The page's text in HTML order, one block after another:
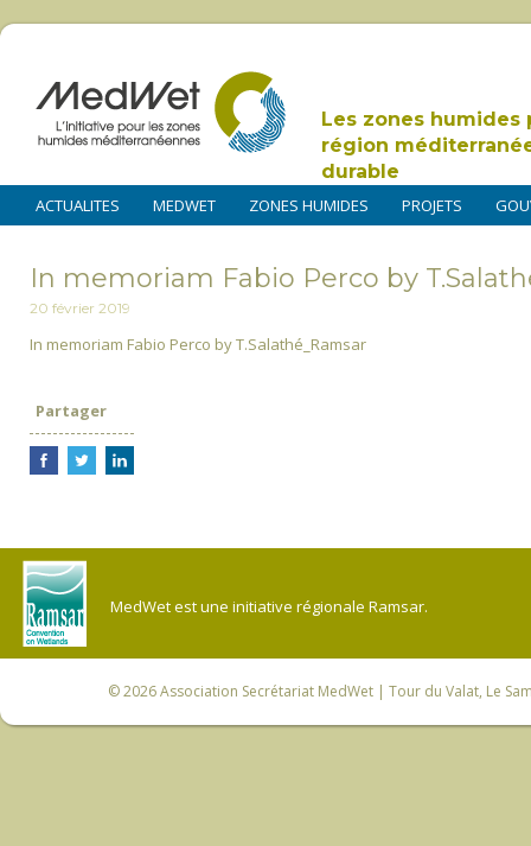
Les zones humides
région
durable
ACTUALITES MEDWET ZONES HUMIDES PROJETS
In memoriam Fabio Perco by
20 février 2019
In memoriam Fabio Perco by T.Salathé_Ramsar
Partager
MedWet est une initiative régionale Ramsar.
© 2026Association Secrétariat MedWet | Tour du Valat, Le